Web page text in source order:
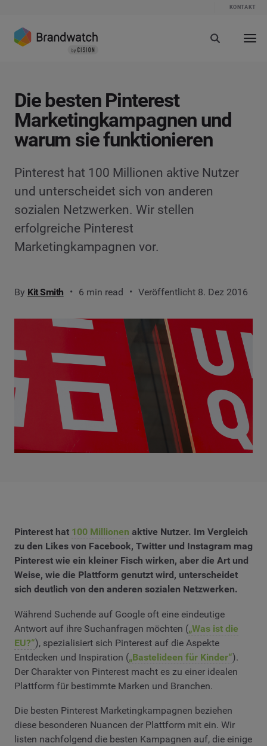
KONTAKT
Die besten Pinterest
Marketingkampagnen und
warum sie funktionieren
Pinterest hat 100 Millionen aktive Nutzer
und unterscheidet sich von anderen
sozialen Netzwerken. Wir stellen
erfolgreiche Pinterest
Marketingkampagnen vor.
By Kit Smith 6 min read Veröffentlicht 8. Dez 2016
Pinterest hat 100 Millionen aktive Nutzer. Im Vergleich
zu den Likes von Facebook, Twitter und Instagram mag
Pinterest wie ein kleiner Fisch wirken, aber die Art und
Weise, wie die Plattform genutzt wird, unterscheidet
sich deutlich von den anderen sozialen Netzwerken.
Während Suchende auf Google oft eine eindeutige
Antwort auf ihre Suchanfragen möchten („Was ist die
EU?“), spezialisiert sich Pinterest auf die Aspekte
Entdecken und Inspiration („Bastelideen für Kinder“).
Der Charakter von Pinterest macht es zu einer idealen
Plattform für bestimmte Marken und Branchen.
Die besten Pinterest Marketingkampagnen beziehen
diese besonderen Nuancen der Plattform mit ein. Wir
listen nachfolgend die besten Kampagnen auf, die einige